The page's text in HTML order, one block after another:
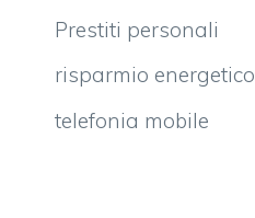
Prestiti personali
risparmio energetico
telefonia mobile